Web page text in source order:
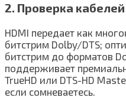
2. Проверка
HDMI передает как
битстрим Dolby/DTS;
битстрим до форматов
поддерживает
TrueHD или DTS-HD
если сомневаетесь.